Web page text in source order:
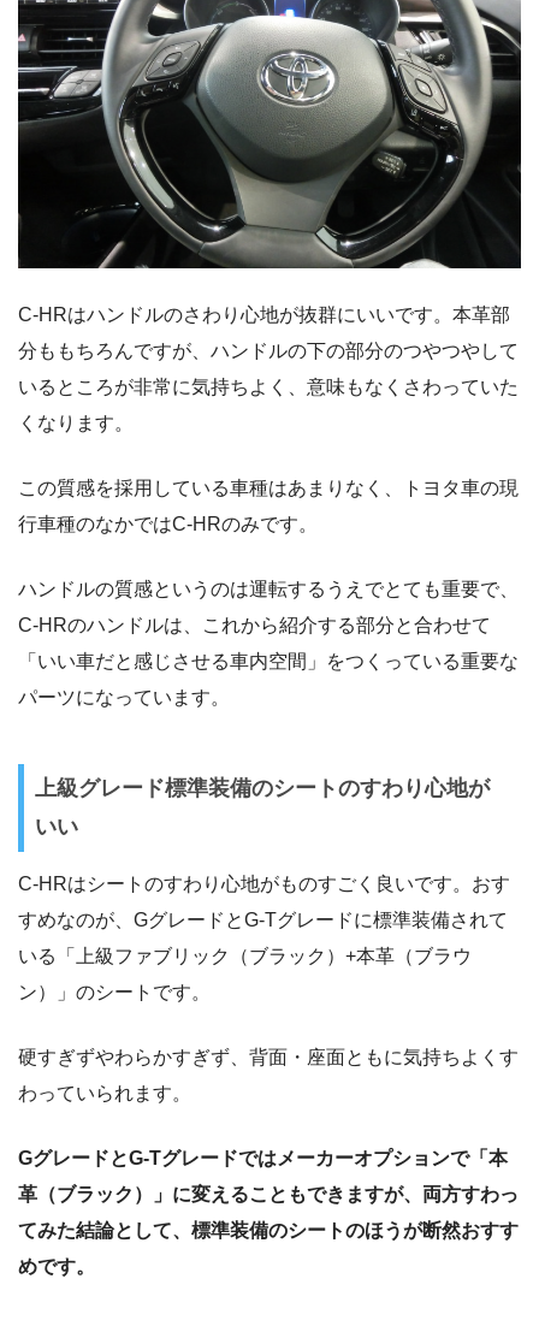
C-HRはハンドルのさわり心地が抜群にいいです。本革部
分ももちろんですが、ハンドルの下の部分のつやつやして
いるところが非常に気持ちよく、意味もなくさわっていた
くなります。
この質感を採用している車種はあまりなく、トヨタ車の現
行車種のなかではC-HRのみです。
ハンドルの質感というのは運転するうえでとても重要で、
C-HRのハンドルは、これから紹介する部分と合わせて
「いい車だと感じさせる車内空間」をつくっている重要な
パーツになっています。
上級グレード標準装備のシートのすわり心地が
いい
C-HRはシートのすわり心地がものすごく良いです。おす
すめなのが、GグレードとG-Tグレードに標準装備されて
いる「上級ファブリック（ブラック）+本革（ブラウ
ン）」のシートです。
硬すぎずやわらかすぎず、背面・座面ともに気持ちよくす
わっていられます。
GグレードとG-Tグレードではメーカーオプションで「本
革（ブラック）」に変えることもできますが、両方すわっ
てみた結論として、標準装備のシートのほうが断然おすす
めです。